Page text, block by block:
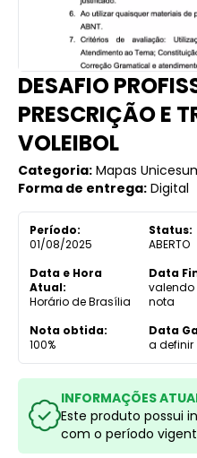
DESAFIO
PRESCRIÇÃO E
VOLEIBOL
Categoria: Mapas
Forma de entrega: Digital
Período:
01/08/2025
Status:
ABERTO
Data e Hora
Atual:
Horário de Brasília
Data
valendo
nota
Nota obtida:
100%
Data
a definir
INFORMAÇÕES
Este produto possui
com o período